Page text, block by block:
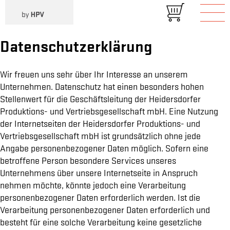
Datenschutzerklärung
Wir freuen uns sehr über Ihr Interesse an unserem
Unternehmen. Datenschutz hat einen besonders hohen
Stellenwert für die Geschäftsleitung der Heidersdorfer
Produktions- und Vertriebsgesellschaft mbH. Eine Nutzung
der Internetseiten der Heidersdorfer Produktions- und
Vertriebsgesellschaft mbH ist grundsätzlich ohne jede
Angabe personenbezogener Daten möglich. Sofern eine
betroffene Person besondere Services unseres
Unternehmens über unsere Internetseite in Anspruch
nehmen möchte, könnte jedoch eine Verarbeitung
personenbezogener Daten erforderlich werden. Ist die
Verarbeitung personenbezogener Daten erforderlich und
besteht für eine solche Verarbeitung keine gesetzliche